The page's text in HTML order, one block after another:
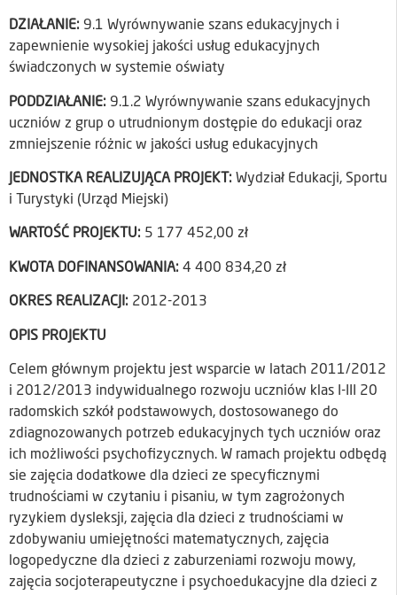
DZIAŁANIE: 9.1 Wyrównywanie szans edukacyjnych i
zapewnienie wysokiej jakości usług edukacyjnych
świadczonych w systemie oświaty
PODDZIAŁANIE: 9.1.2 Wyrównywanie szans edukacyjnych
uczniów z grup o utrudnionym dostępie do edukacji oraz
zmniejszenie różnic w jakości usług edukacyjnych
JEDNOSTKA REALIZUJĄCA PROJEKT: Wydział Edukacji, Sportu
i Turystyki (Urząd Miejski)
WARTOŚĆ PROJEKTU: 5 177 452,00 zł
KWOTA DOFINANSOWANIA: 4 400 834,20 zł
OKRES REALIZACJI: 2012-2013
OPIS PROJEKTU
Celem głównym projektu jest wsparcie w latach 2011/2012
i 2012/2013 indywidualnego rozwoju uczniów klas I-III 20
radomskich szkół podstawowych, dostosowanego do
zdiagnozowanych potrzeb edukacyjnych tych uczniów oraz
ich możliwości psychofizycznych. W ramach projektu odbędą
sie zajęcia dodatkowe dla dzieci ze specyficznymi
trudnościami w czytaniu i pisaniu, w tym zagrożonych
ryzykiem dysleksji, zajęcia dla dzieci z trudnościami w
zdobywaniu umiejętności matematycznych, zajęcia
logopedyczne dla dzieci z zaburzeniami rozwoju mowy,
zajęcia socjoterapeutyczne i psychoedukacyjne dla dzieci z